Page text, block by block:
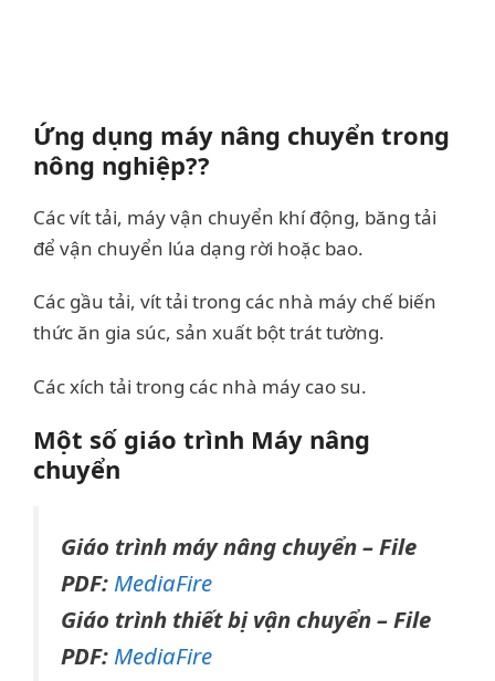
Ứng dụng máy nâng chuyển trong
nông nghiệp??
Các vít tải, máy vận chuyển khí động, băng tải
để vận chuyển lúa dạng rời hoặc bao.
Các gầu tải, vít tải trong các nhà máy chế biến
thức ăn gia súc, sản xuất bột trát tường.
Các xích tải trong các nhà máy cao su.
Một số giáo trình Máy nâng
chuyển
Giáo trình máy nâng chuyển – File
PDF: MediaFire
Giáo trình thiết bị vận chuyển – File
PDF: MediaFire